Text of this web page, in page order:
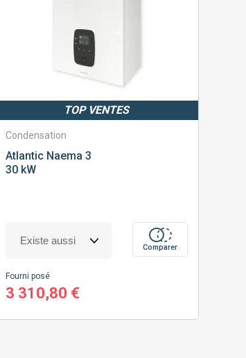
TOP VENTES
Condensation
AtlanticNaema 3
30 kW
Comparer
Fourni posé
3 310,80 €